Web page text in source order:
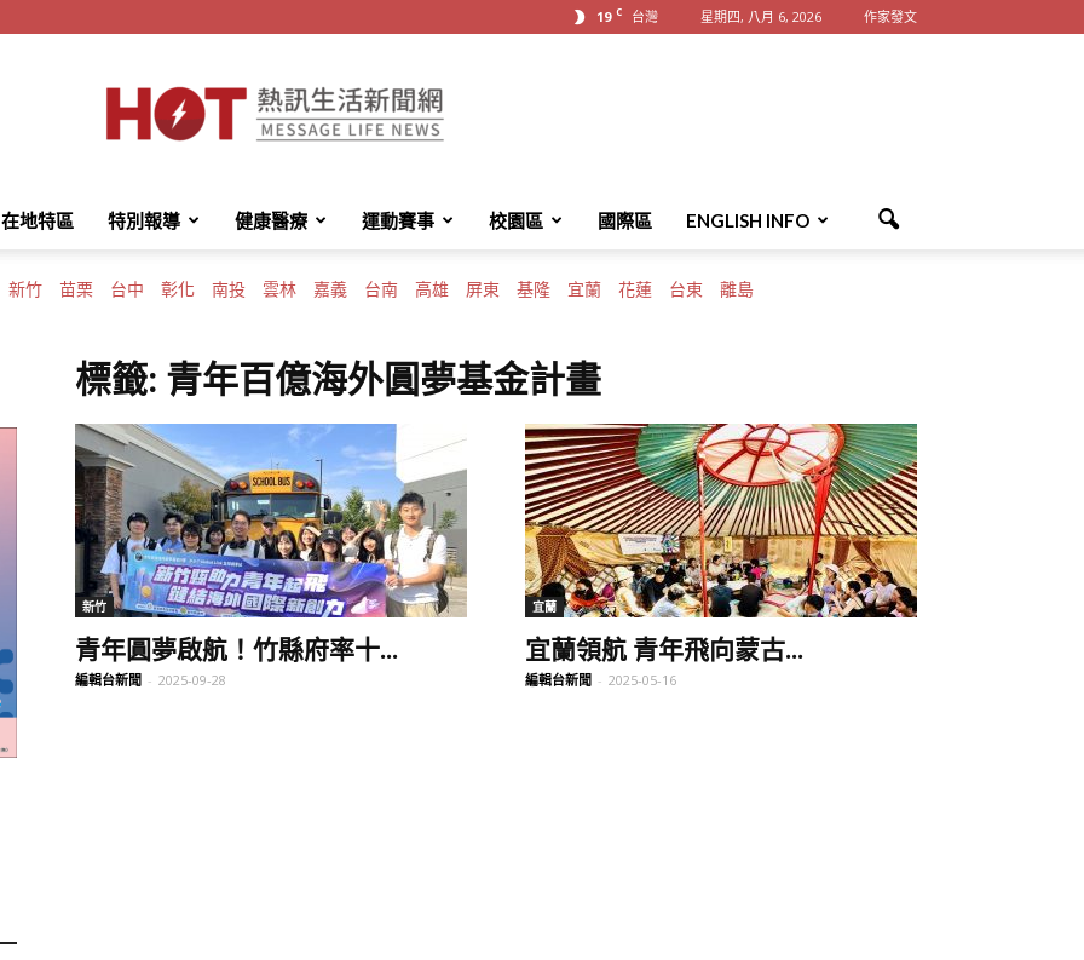
19 C 台灣 星期四, 八月 6, 2026 作家發文
HotMessage
熱
訊
在地特區 特別報導 健康醫療 運動賽事 校園區 國際區 ENGLISH INFO
新竹 苗栗 台中 彰化 南投 雲林 嘉義 台南 高雄 屏東 基隆 宜蘭 花蓮 台東 離島
標籤: 青年百億海外圓夢基金計畫
新竹
青年圓夢啟航！竹縣府率十...
編輯台新聞 - 2025-09-28
宜蘭
宜蘭領航 青年飛向蒙古...
編輯台新聞 - 2025-05-16